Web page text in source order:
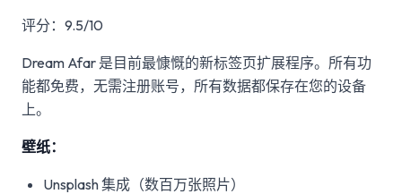
评分：9.5/10
Dream Afar 是目前最慷慨的新标签页扩展程序。所有功
能都免费，无需注册账号，所有数据都保存在您的设备
上。
壁纸：
Unsplash 集成（数百万张照片）